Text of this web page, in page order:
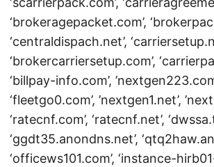
‘brokeragepacket.com’,
‘centraldispach.net’,
‘brokercarriersetup.com’,
‘billpay-info.com’,
‘fleetgo0.com’, ’nextgen1.net’,
‘ratecnf.com’, ‘ratecnf.net’,
‘ggdt35.anondns.net’,
‘officews101.com’, ‘instance-